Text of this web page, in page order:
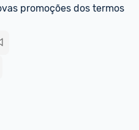
promoções dos termos